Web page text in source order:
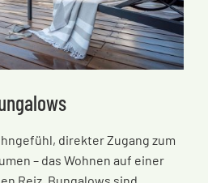
direkter Zugang zum
– das Wohnen auf einer